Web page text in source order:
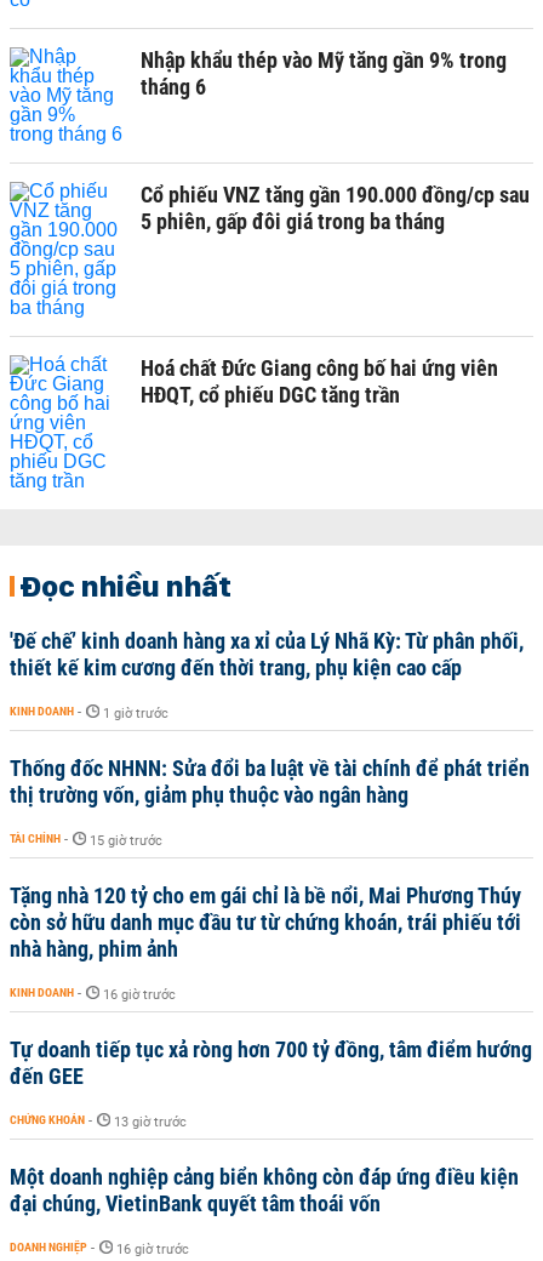
Nhập khẩu thép vào Mỹ tăng gần 9% trong
tháng 6
Cổ phiếu VNZ tăng gần 190.000 đồng/cp sau
5 phiên, gấp đôi giá trong ba tháng
Hoá chất Đức Giang công bố hai ứng viên
HĐQT, cổ phiếu DGC tăng trần
Đọc nhiều nhất
'Đế chế’ kinh doanh hàng xa xỉ của Lý Nhã Kỳ: Từ phân phối,
thiết kế kim cương đến thời trang, phụ kiện cao cấp
KINH DOANH - 1 giờ trước
Thống đốc NHNN: Sửa đổi ba luật về tài chính để phát triển
thị trường vốn, giảm phụ thuộc vào ngân hàng
TÀI CHÍNH - 15 giờ trước
Tặng nhà 120 tỷ cho em gái chỉ là bề nổi, Mai Phương Thúy
còn sở hữu danh mục đầu tư từ chứng khoán, trái phiếu tới
nhà hàng, phim ảnh
KINH DOANH - 16 giờ trước
Tự doanh tiếp tục xả ròng hơn 700 tỷ đồng, tâm điểm hướng
đến GEE
CHỨNG KHOÁN - 13 giờ trước
Một doanh nghiệp cảng biển không còn đáp ứng điều kiện
đại chúng, VietinBank quyết tâm thoái vốn
DOANH NGHIỆP - 16 giờ trước